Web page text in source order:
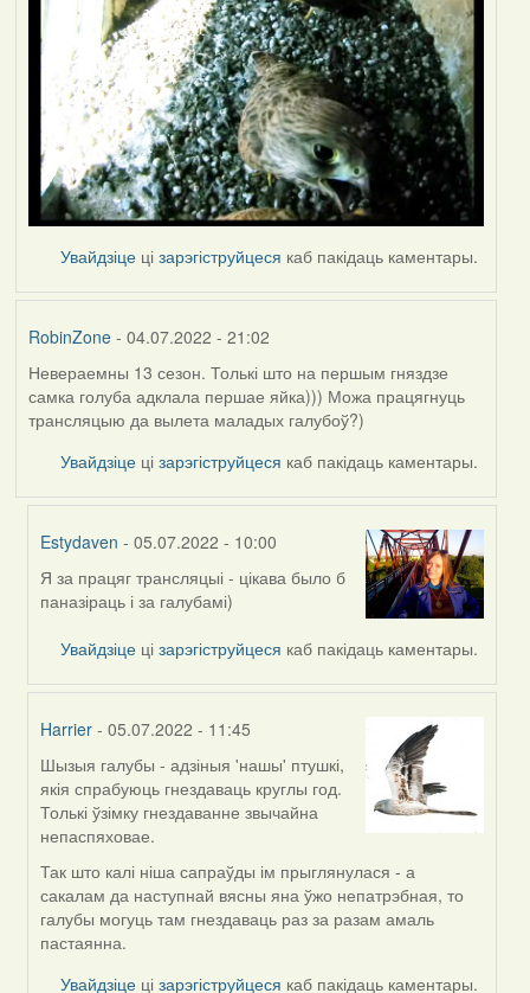
Увайдзіце цізарэгіструйцеся каб пакідаць каментары.
RobinZone- 04.07.2022 - 21:02
Невераемны 13 сезон. Толькі што на першым гняздзе
самка голуба адклала першае яйка))) Можа працягнуць
трансляцыю да вылета маладых галубоў?)
Увайдзіце цізарэгіструйцеся каб пакідаць каментары.
Estydaven - 05.07.2022 - 10:00
In
reply
RobinZone
Я за працяг трансляцыі - цікава было б
паназіраць і за галубамі)
Увайдзіце цізарэгіструйцеся каб пакідаць каментары.
Harrier - 05.07.2022 - 11:45
In
reply
to
by
RobinZone
Шызыя галубы - адзіныя 'нашы' птушкі,
якія спрабуюць гнездаваць круглы год.
Толькі ўзімку гнездаванне звычайна
непаспяховае.
Так што калі ніша сапраўды ім прыглянулася - а
сакалам да наступнай вясны яна ўжо непатрэбная, то
галубы могуць там гнездаваць раз за разам амаль
пастаянна.
Увайдзіце цізарэгіструйцеся каб пакідаць каментары.